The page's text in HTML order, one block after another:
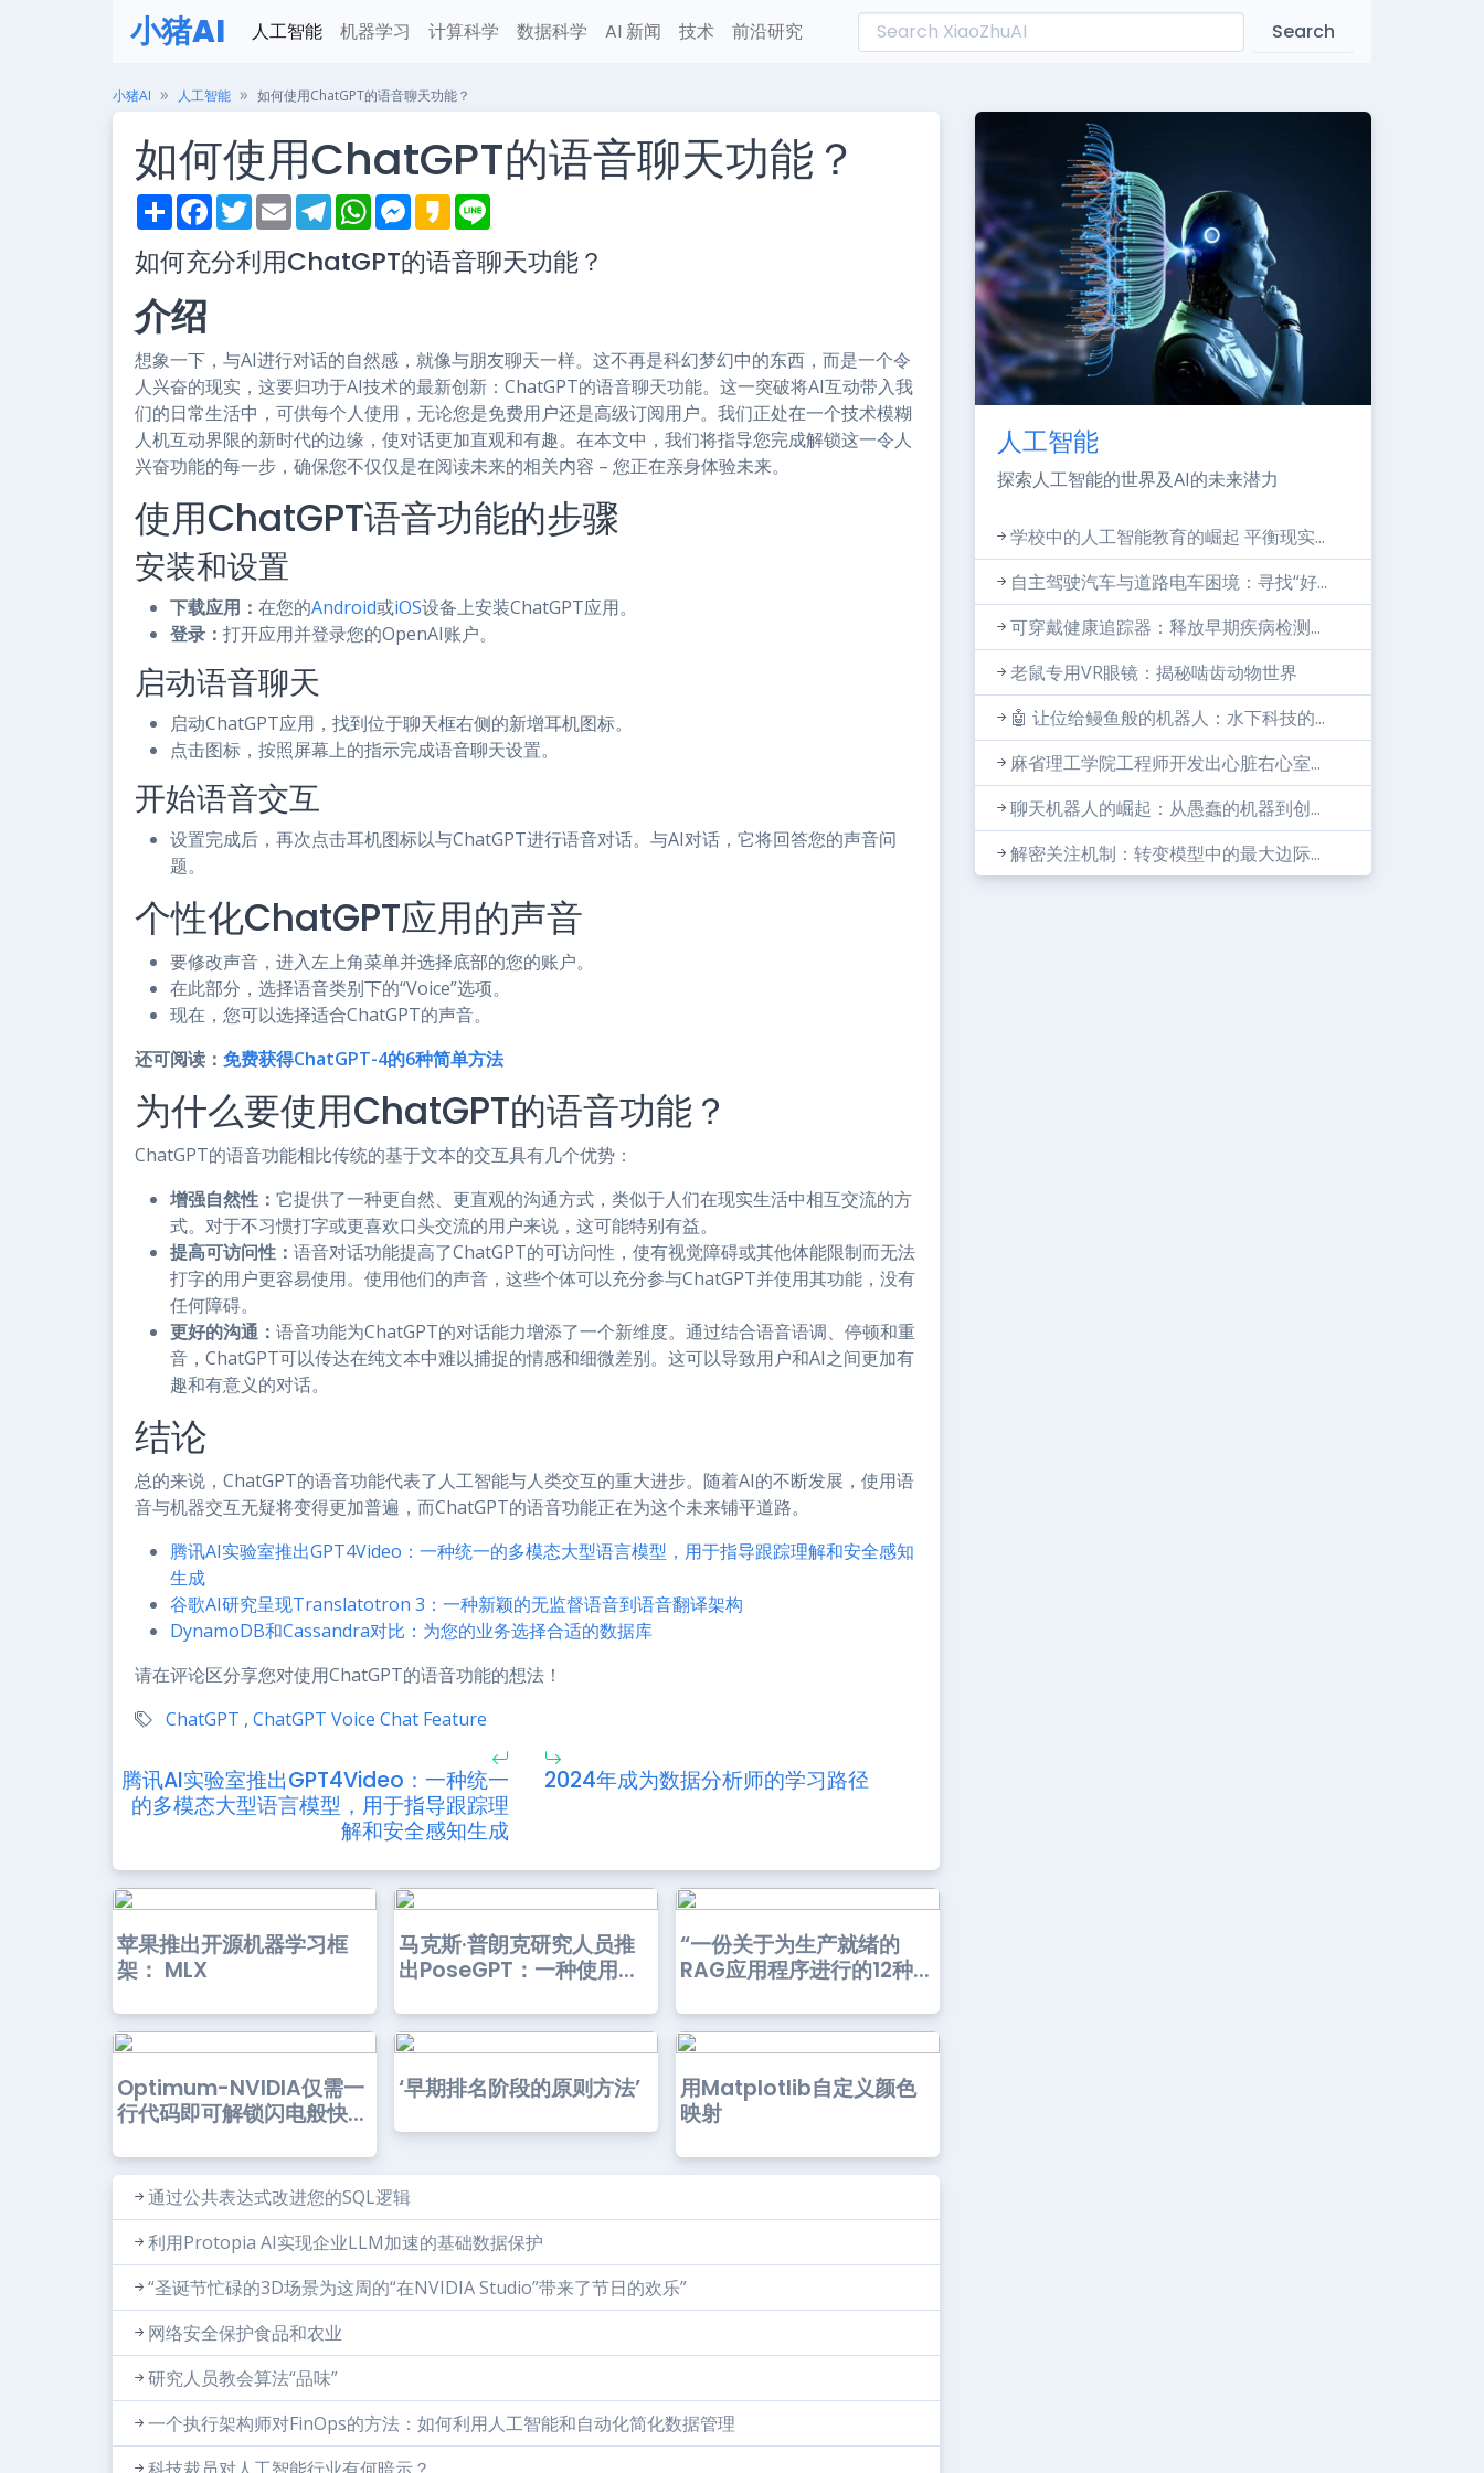
小猪AI 人工智能 机器学习 计算科学 数据科学 AI 新闻 技术 前沿研究 Search
小猪AI 人工智能 如何使用ChatGPT的语音聊天功能？
如何使用ChatGPT的语音聊天功能？
S
h
r
e
F
a
e
b
T
w
t
t
E
m
i
l
T
e
e
g
W
h
t
s
M
e
s
e
K
a
a
o
e
如何充分利用ChatGPT的语音聊天功能？
介绍
想象一下，与AI进行对话的自然感，就像与朋友聊天一样。这不再是科幻梦幻中的东西，而是一个令
人兴奋的现实，这要归功于AI技术的最新创新：ChatGPT的语音聊天功能。这一突破将AI互动带入我
们的日常生活中，可供每个人使用，无论您是免费用户还是高级订阅用户。我们正处在一个技术模糊
人机互动界限的新时代的边缘，使对话更加直观和有趣。在本文中，我们将指导您完成解锁这一令人
兴奋功能的每一步，确保您不仅仅是在阅读未来的相关内容 – 您正在亲身体验未来。
使用ChatGPT语音功能的步骤
安装和设置
下载应用： 在您的Android或iOS设备上安装ChatGPT应用。
登录： 打开应用并登录您的OpenAI账户。
启动语音聊天
启动ChatGPT应用，找到位于聊天框右侧的新增耳机图标。
点击图标，按照屏幕上的指示完成语音聊天设置。
开始语音交互
设置完成后，再次点击耳机图标以与ChatGPT进行语音对话。与AI对话，它将回答您的声音问
题。
个性化ChatGPT应用的声音
要修改声音，进入左上角菜单并选择底部的您的账户。
在此部分，选择语音类别下的“Voice”选项。
现在，您可以选择适合ChatGPT的声音。
还可阅读： 免费获得ChatGPT-4的6种简单方法
为什么要使用ChatGPT的语音功能？
ChatGPT的语音功能相比传统的基于文本的交互具有几个优势：
增强自然性： 它提供了一种更自然、更直观的沟通方式，类似于人们在现实生活中相互交流的方
式。对于不习惯打字或更喜欢口头交流的用户来说，这可能特别有益。
提高可访问性： 语音对话功能提高了ChatGPT的可访问性，使有视觉障碍或其他体能限制而无法
打字的用户更容易使用。使用他们的声音，这些个体可以充分参与ChatGPT并使用其功能，没有
任何障碍。
更好的沟通： 语音功能为ChatGPT的对话能力增添了一个新维度。通过结合语音语调、停顿和重
音，ChatGPT可以传达在纯文本中难以捕捉的情感和细微差别。这可以导致用户和AI之间更加有
趣和有意义的对话。
结论
总的来说，ChatGPT的语音功能代表了人工智能与人类交互的重大进步。随着AI的不断发展，使用语
音与机器交互无疑将变得更加普遍，而ChatGPT的语音功能正在为这个未来铺平道路。
腾讯AI实验室推出GPT4Video：一种统一的多模态大型语言模型，用于指导跟踪理解和安全感知
生成
谷歌AI研究呈现Translatotron 3：一种新颖的无监督语音到语音翻译架构
DynamoDB和Cassandra对比：为您的业务选择合适的数据库
请在评论区分享您对使用ChatGPT的语音功能的想法！
ChatGPT , ChatGPT Voice Chat Feature
腾讯AI实验室推出GPT4Video：一种统一
的多模态大型语言模型，用于指导跟踪理
解和安全感知生成
2024年成为数据分析师的学习路径
苹果推出开源机器学习框
架： MLX
马克斯·普朗克研究人员推
出PoseGPT：一种使用...
“一份关于为生产就绪的
RAG应用程序进行的12种...
Optimum-NVIDIA仅需一
行代码即可解锁闪电般快...
‘早期排名阶段的原则方法’
用Matplotlib自定义颜色
映射
通过公共表达式改进您的SQL逻辑
利用Protopia AI实现企业LLM加速的基础数据保护
“圣诞节忙碌的3D场景为这周的“在NVIDIA Studio”带来了节日的欢乐”
网络安全保护食品和农业
研究人员教会算法“品味”
一个执行架构师对FinOps的方法：如何利用人工智能和自动化简化数据管理
人工智能
探索人工智能的世界及AI的未来潜力
学校中的人工智能教育的崛起 平衡现实...
自主驾驶汽车与道路电车困境：寻找“好...
可穿戴健康追踪器：释放早期疾病检测...
老鼠专用VR眼镜：揭秘啮齿动物世界
🤖 让位给鳗鱼般的机器人：水下科技的...
麻省理工学院工程师开发出心脏右心室...
聊天机器人的崛起：从愚蠢的机器到创...
解密关注机制：转变模型中的最大边际...